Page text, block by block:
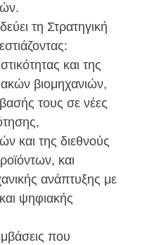
τη Στρατηγική
και της
βιομηχανιών,
τους σε νέες
και της διεθνούς
και
ανάπτυξης με
ψηφιακής
που